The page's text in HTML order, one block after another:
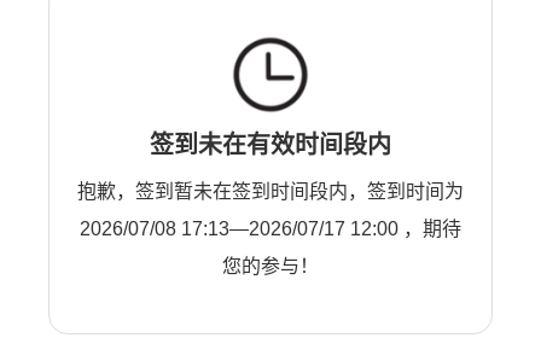
签到未在有效时间段内
抱歉，签到暂未在签到时间段内，签到时间为
2026/07/08 17:13—2026/07/17 12:00 ，期待
您的参与！